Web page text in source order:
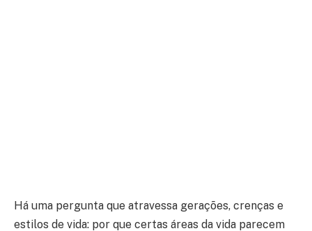
Há uma pergunta que atravessa gerações, crenças e
estilos de vida: por que certas áreas da vida parecem